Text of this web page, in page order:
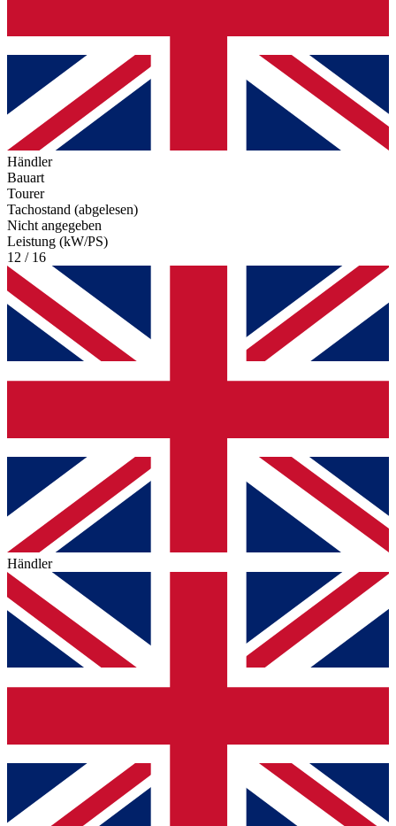
Händler
Bauart
Tourer
Tachostand (abgelesen)
Nicht angegeben
Leistung (kW/PS)
12 / 16
Händler